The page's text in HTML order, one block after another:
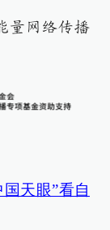
量网络传播
国天眼”看自